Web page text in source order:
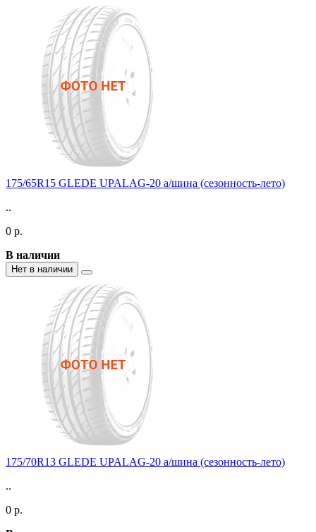
175/65R15 GLEDE UPALAG-20 а/шина (сезонность-лето)
..
0 р.
В наличии
Нет в наличии
175/70R13 GLEDE UPALAG-20 а/шина (сезонность-лето)
..
0 р.